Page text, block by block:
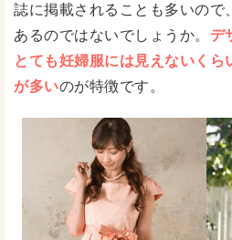
誌に掲載されることも多いので
あるのではないでしょうか。 デ
とても妊婦服には見えないくら
が多いのが特徴です。